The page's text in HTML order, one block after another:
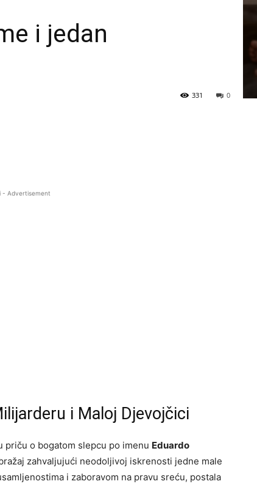
i jedan
0
331
- Advertisement
i Maloj Djevojčici
priču o bogatom slepcu po imenu Eduardo
zahvaljujući neodoljivoj iskrenosti jedne male
i zaboravom na pravu sreću, postala